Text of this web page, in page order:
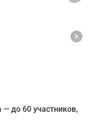
— до 60 участников,